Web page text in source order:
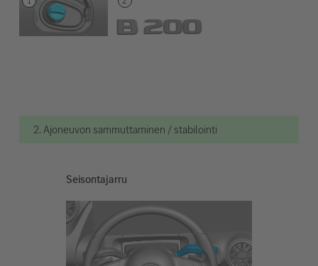
2. Ajoneuvon sammuttaminen / stabilointi
Seisontajarru